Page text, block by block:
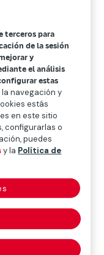
sólo del
la
sectores
la
la
Debemos
que el nuevo
Los
abordan el
viene”.
Manuel
terceros para
de la sesión
y
el análisis
estas
navegación y
estás
en este sitio
configurarlas o
puedes
y la Política de